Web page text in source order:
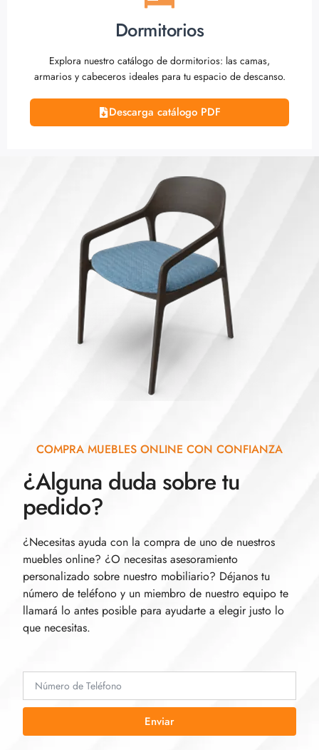
Dormitorios
Explora nuestro catálogo de dormitorios: las camas,
armarios y cabeceros ideales para tu espacio de descanso.
Descarga catálogo PDF
COMPRA MUEBLES ONLINE CON CONFIANZA
¿Alguna duda sobre tu
pedido?
¿Necesitas ayuda con la compra de uno de nuestros
muebles online? ¿O necesitas asesoramiento
personalizado sobre nuestro mobiliario? Déjanos tu
número de teléfono y un miembro de nuestro equipo te
llamará lo antes posible para ayudarte a elegir justo lo
que necesitas.
Enviar